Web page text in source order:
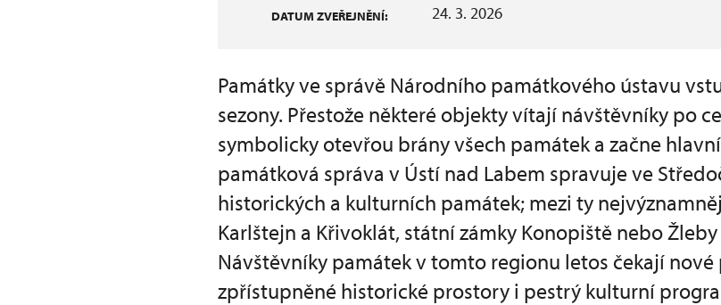
DATUM ZVEŘEJNĚNÍ: 24. 3. 2026
Památky ve správě Národního památkového ústavu
sezony. Přestože některé objekty vítají návštěvníky po
symbolicky otevřou brány všech památek a začne
památková správa v Ústí nad Labem spravuje ve
historických a kulturních památek; mezi ty
Karlštejn a Křivoklát, státní zámky Konopiště nebo
Návštěvníky památek v tomto regionu letos čekají
zpřístupněné historické prostory i pestrý kulturní